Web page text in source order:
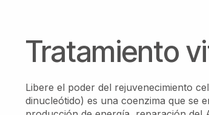
Tratamiento
Libere el poder del rejuvenecimiento
dinucleótido) es una coenzima que se